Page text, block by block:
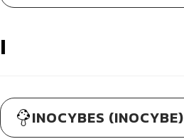
I
INOCYBES (INOCYBE)